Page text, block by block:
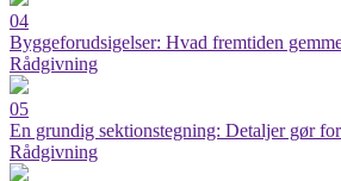
04
Byggeforudsigelser: Hvad fremtiden
Rådgivning
05
En grundig sektionstegning: Detaljer gør
Rådgivning